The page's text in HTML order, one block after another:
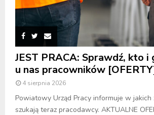
JEST PRACA: Sprawdź, kto i
u nas pracowników
4 sierpnia 2026
Powiatowy Urząd Pracy informuje w jakich
szukają teraz pracodawcy. AKTUALNE